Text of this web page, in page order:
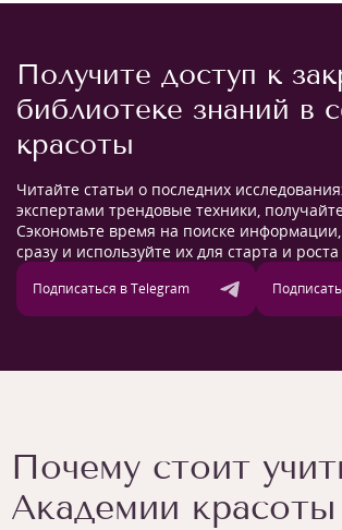
Получите доступ к
библиотеке знаний в
красоты
Читайте статьи о последних
экспертами трендовые техники,
Сэкономьте время на поиске
сразу и используйте их для старта и
Подписаться в Telegram
Почему стоит
Академии